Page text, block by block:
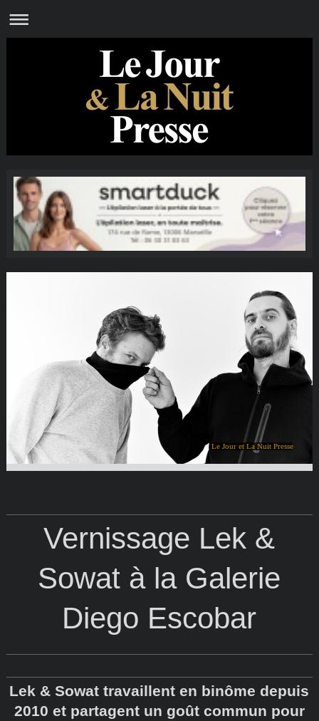
Le Jour et La Nuit Presse
Vernissage Lek &
Sowat à la Galerie
Diego Escobar
Lek & Sowat travaillent en binôme depuis
2010 et partagent un goût commun pour